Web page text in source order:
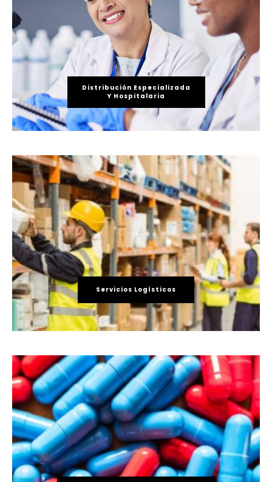
Distribución Especializada
Y Hospitalaria
Servicios Logísticos